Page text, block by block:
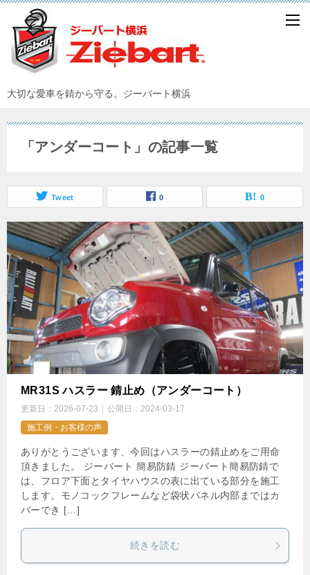
大切な愛車を錆から守る。ジーバート横浜
「アンダーコート」の記事一覧
Tweet 0 0
MR31S ハスラー 錆止め（アンダーコート）
更新日： 2026-07-23 公開日： 2024-03-17
施工例・お客様の声
ありがとうございます、今回はハスラーの錆止めをご用命
頂きました。 ジーバート 簡易防錆 ジーバート簡易防錆で
は、フロア下面とタイヤハウスの表に出ている部分を施工
します。モノコックフレームなど袋状パネル内部まではカ
バーでき […]
続きを読む